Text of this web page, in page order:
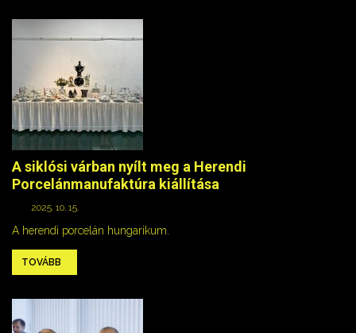
A siklósi várban nyílt meg a Herendi
Porcelánmanufaktúra kiállítása
2025. 10. 15.
A herendi porcelán hungarikum.
TOVÁBB